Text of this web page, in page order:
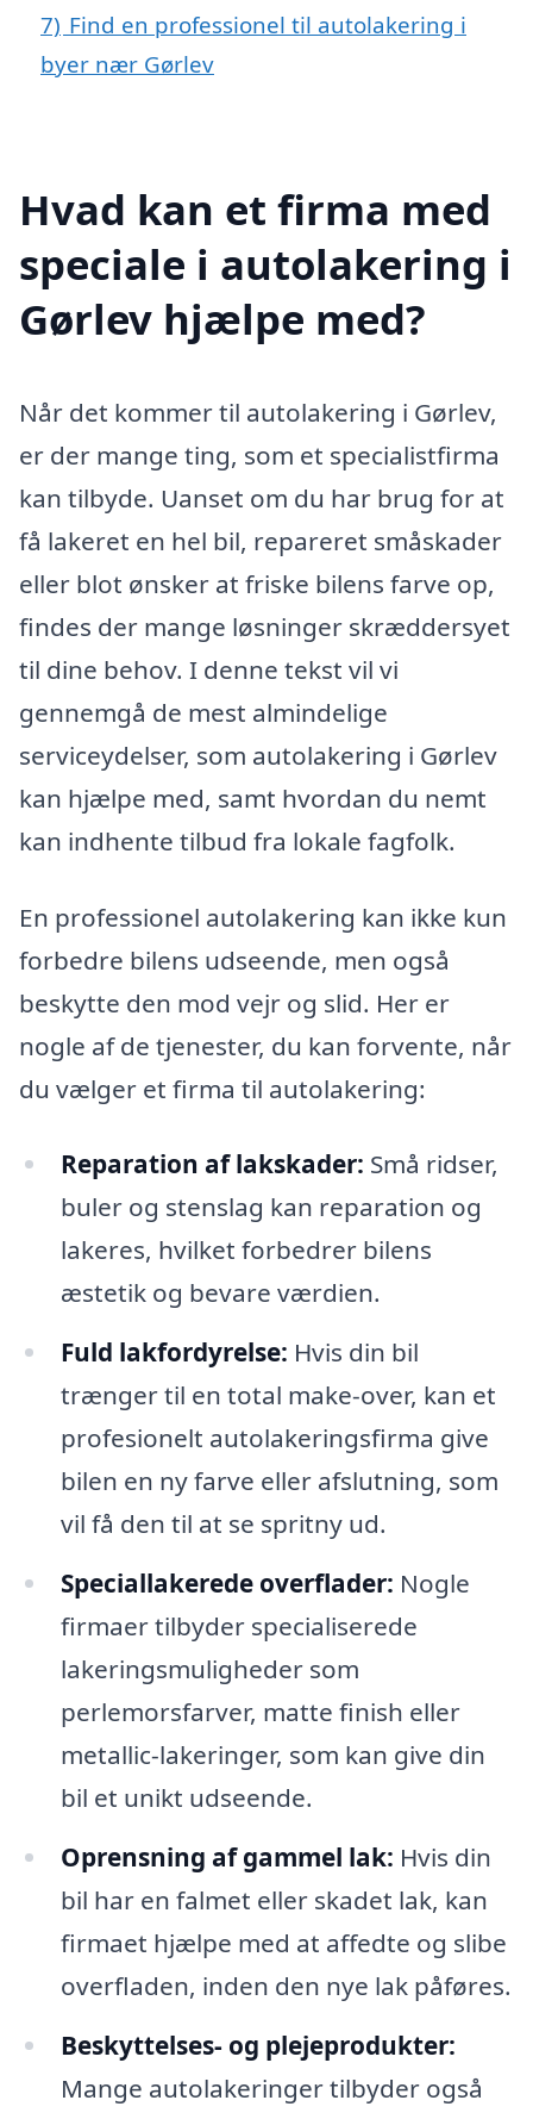
7) Find en professionel til autolakering i
byer nær Gørlev
Hvad kan et firma med
speciale i autolakering i
Gørlev hjælpe med?
Når det kommer til autolakering i Gørlev,
er der mange ting, som et specialistfirma
kan tilbyde. Uanset om du har brug for at
få lakeret en hel bil, repareret småskader
eller blot ønsker at friske bilens farve op,
findes der mange løsninger skræddersyet
til dine behov. I denne tekst vil vi
gennemgå de mest almindelige
serviceydelser, som autolakering i Gørlev
kan hjælpe med, samt hvordan du nemt
kan indhente tilbud fra lokale fagfolk.
En professionel autolakering kan ikke kun
forbedre bilens udseende, men også
beskytte den mod vejr og slid. Her er
nogle af de tjenester, du kan forvente, når
du vælger et firma til autolakering:
Reparation af lakskader: Små ridser,
buler og stenslag kan reparation og
lakeres, hvilket forbedrer bilens
æstetik og bevare værdien.
Fuld lakfordyrelse: Hvis din bil
trænger til en total make-over, kan et
profesionelt autolakeringsfirma give
bilen en ny farve eller afslutning, som
vil få den til at se spritny ud.
Speciallakerede overflader: Nogle
firmaer tilbyder specialiserede
lakeringsmuligheder som
perlemorsfarver, matte finish eller
metallic-lakeringer, som kan give din
bil et unikt udseende.
Oprensning af gammel lak: Hvis din
bil har en falmet eller skadet lak, kan
firmaet hjælpe med at affedte og slibe
overfladen, inden den nye lak påføres.
Beskyttelses- og plejeprodukter:
Mange autolakeringer tilbyder også